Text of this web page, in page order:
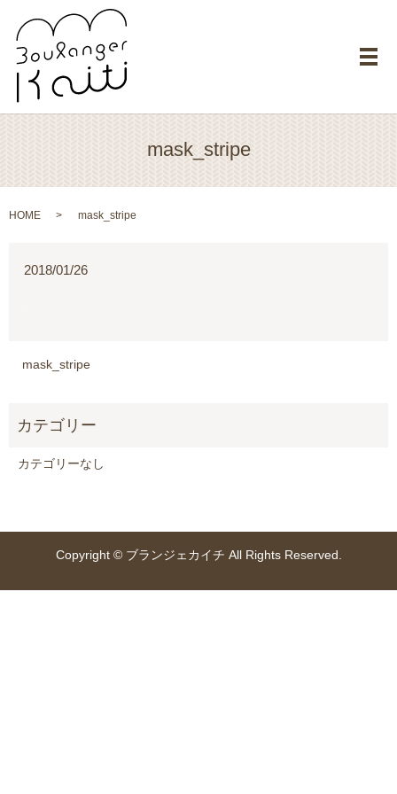
メ
mask_stripe
HOME mask_stripe
2018/01/26
mask_stripe
カテゴリーなし
Copyright © ブランジェカイチ All Rights Reserved.